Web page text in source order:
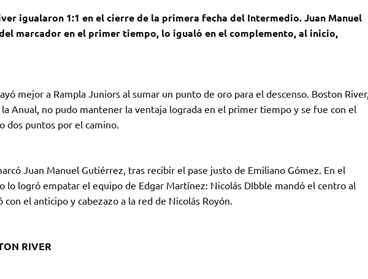
igualaron 1:1 en el cierre de la primera fecha del Intermedio. Juan Manuel
marcador en el primer tiempo, lo igualó en el complemento, al inicio,
mejor a Rampla Juniors al sumar un punto de oro para el descenso. Boston River,
Anual, no pudo mantener la ventaja lograda en el primer tiempo y se fue con el
dos puntos por el camino.
Juan Manuel Gutiérrez, tras recibir el pase justo de Emiliano Gómez. En el
lo logró empatar el equipo de Edgar Martínez: Nicolás DIbble mandó el centro al
el anticipo y cabezazo a la red de Nicolás Royón.
RIVER